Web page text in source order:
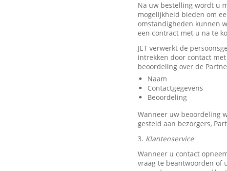
Na uw bestelling wordt u
mogelijkheid bieden om
omstandigheden kunnen
een contract met u na te
JET verwerkt de
intrekken door contact
beoordeling over de
Naam
Contactgegevens
Beoordeling
Wanneer uw beoordeling
gesteld aan bezorgers,
3. Klantenservice
Wanneer u contact
vraag te beantwoorden of